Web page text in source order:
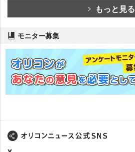
もっと見る
モニター募集